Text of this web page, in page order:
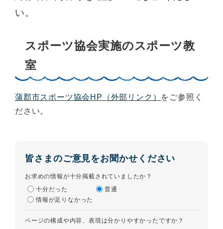
い。
スポーツ協会実施のスポーツ教
室
蒲郡市スポーツ協会HP（外部リンク） をご参照く
ださい。
皆さまのご意見をお聞かせください
お求めの情報が十分掲載されていましたか？
十分だった
普通
情報が足りなかった
ページの構成や内容、表現は分かりやすかったですか？